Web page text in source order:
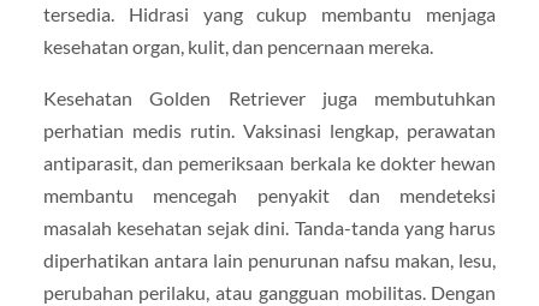
tersedia. Hidrasi yang cukup membantu menjaga
kesehatan organ, kulit, dan pencernaan mereka.
Kesehatan Golden Retriever juga membutuhkan
perhatian medis rutin. Vaksinasi lengkap, perawatan
antiparasit, dan pemeriksaan berkala ke dokter hewan
membantu mencegah penyakit dan mendeteksi
masalah kesehatan sejak dini. Tanda-tanda yang harus
diperhatikan antara lain penurunan nafsu makan, lesu,
perubahan perilaku, atau gangguan mobilitas. Dengan